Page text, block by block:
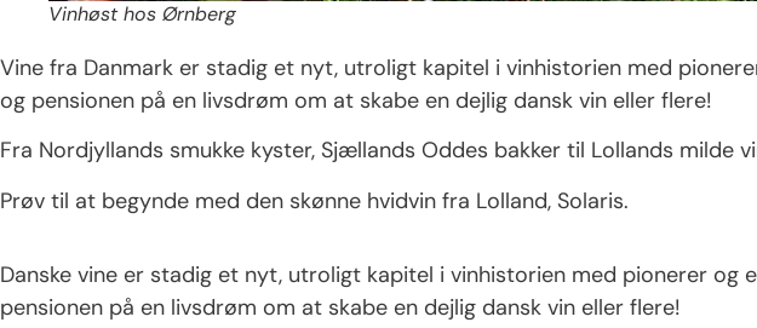
Vinhøst hos Ørnberg
Vine fra Danmark er stadig et nyt, utroligt kapitel i vinhistorien med
og pensionen på en livsdrøm om at skabe en dejlig dansk vin eller flere!
Fra Nordjyllands smukke kyster, Sjællands Oddes bakker til Lollands milde
Prøv til at begynde med den skønne hvidvin fra Lolland, Solaris.
Danske vine er stadig et nyt, utroligt kapitel i vinhistorien med pionerer og
pensionen på en livsdrøm om at skabe en dejlig dansk vin eller flere!